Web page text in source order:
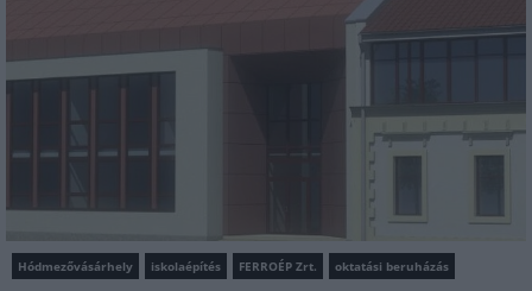
Hódmezővásárhely iskolaépítés FERROÉP Zrt. oktatási beruházás